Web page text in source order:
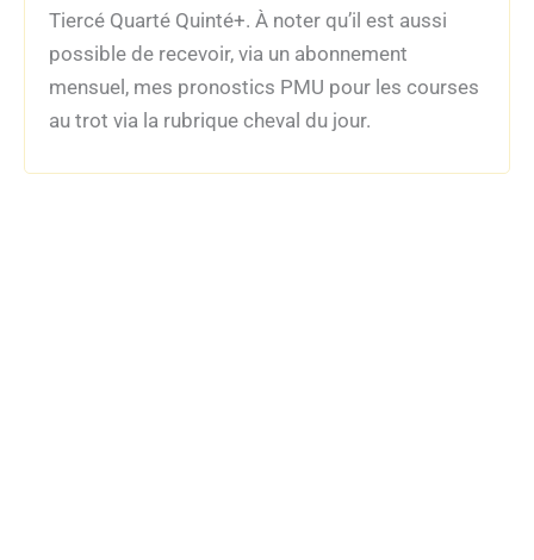
Tiercé Quarté Quinté+. À noter qu’il est aussi
possible de recevoir, via un abonnement
mensuel, mes pronostics PMU pour les courses
au trot via la rubrique cheval du jour.